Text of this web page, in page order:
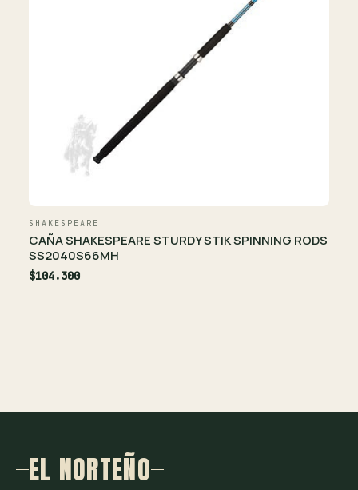
SHAKESPEARE
CAÑA SHAKESPEARE STURDY STIK SPINNING RODS
SS2040S66MH
$104.300
EL NORTEÑO